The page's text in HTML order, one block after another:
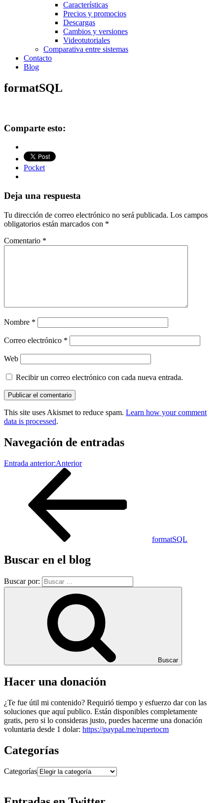
Características
Precios y promocios
Descargas
Cambios y versiones
Videotutoriales
Comparativa entre sistemas
Contacto
Blog
formatSQL
Comparte esto:
Pocket
Deja una respuesta
Tu dirección de correo electrónico no será publicada. Los campos
obligatorios están marcados con *
Comentario *
Nombre *
Correo electrónico *
Web
Recibir un correo electrónico con cada nueva entrada.
This site uses Akismet to reduce spam. Learn how your comment
data is processed.
Navegación de entradas
Entrada anterior:Anterior
formatSQL
Buscar en el blog
Buscar por:
Buscar
Hacer una donación
¿Te fue útil mi contenido? Requirió tiempo y esfuerzo dar con las
soluciones que aquí publico. Están disponibles completamente
gratis, pero si lo consideras justo, puedes hacerme una donación
voluntaria desde 1 dolar: https://paypal.me/rupertocm
Categorías
Categorías